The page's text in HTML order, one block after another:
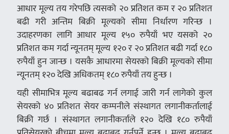
आधार मूल्य तय गरेपछि त्यसको २० प्रतिशत कम र २० प्रतिशत
बढी गरी अन्तिम बिक्री मूल्यको सीमा निर्धारण गरिन्छ ।
उदाहरणका लागि आधार मूल्य १५० रुपैयाँ भए यसको २०
प्रतिशत कम गर्दा न्यूनतम् मूल्य १२० र २० प्रतिशत बढी गर्दा १८०
रुपैयाँ हुन जान्छ । यसकै आधारमा सेयरको बिक्री मूल्यको सीमा
न्यूनतम् १२० देखि अधिकतम् १८० रुपैयाँ तय हुन्छ ।
यही सीमाभित्र मूल्य बढाबढ गर्न लगाई जारी गर्न लागेको कुल
सेयरको ४० प्रतिशत सेयर कम्पनीले संस्थागत लगानीकर्तालाई
बिक्री गर्छ । संस्थागत लगानीकर्ताले १२० देखि १८० रुपैयाँ